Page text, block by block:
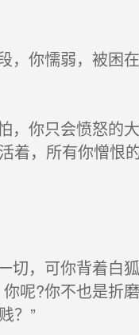
你懦弱，被困
你只会愤怒的
着，所有你憎恨
，可你背着白
呢?你不也是折
？”